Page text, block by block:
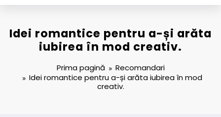
Idei romantice pentru a-și arăta
iubirea în mod creativ.
Prima pagină
Recomandari
Idei romantice pentru a-și arăta iubirea în mod
creativ.